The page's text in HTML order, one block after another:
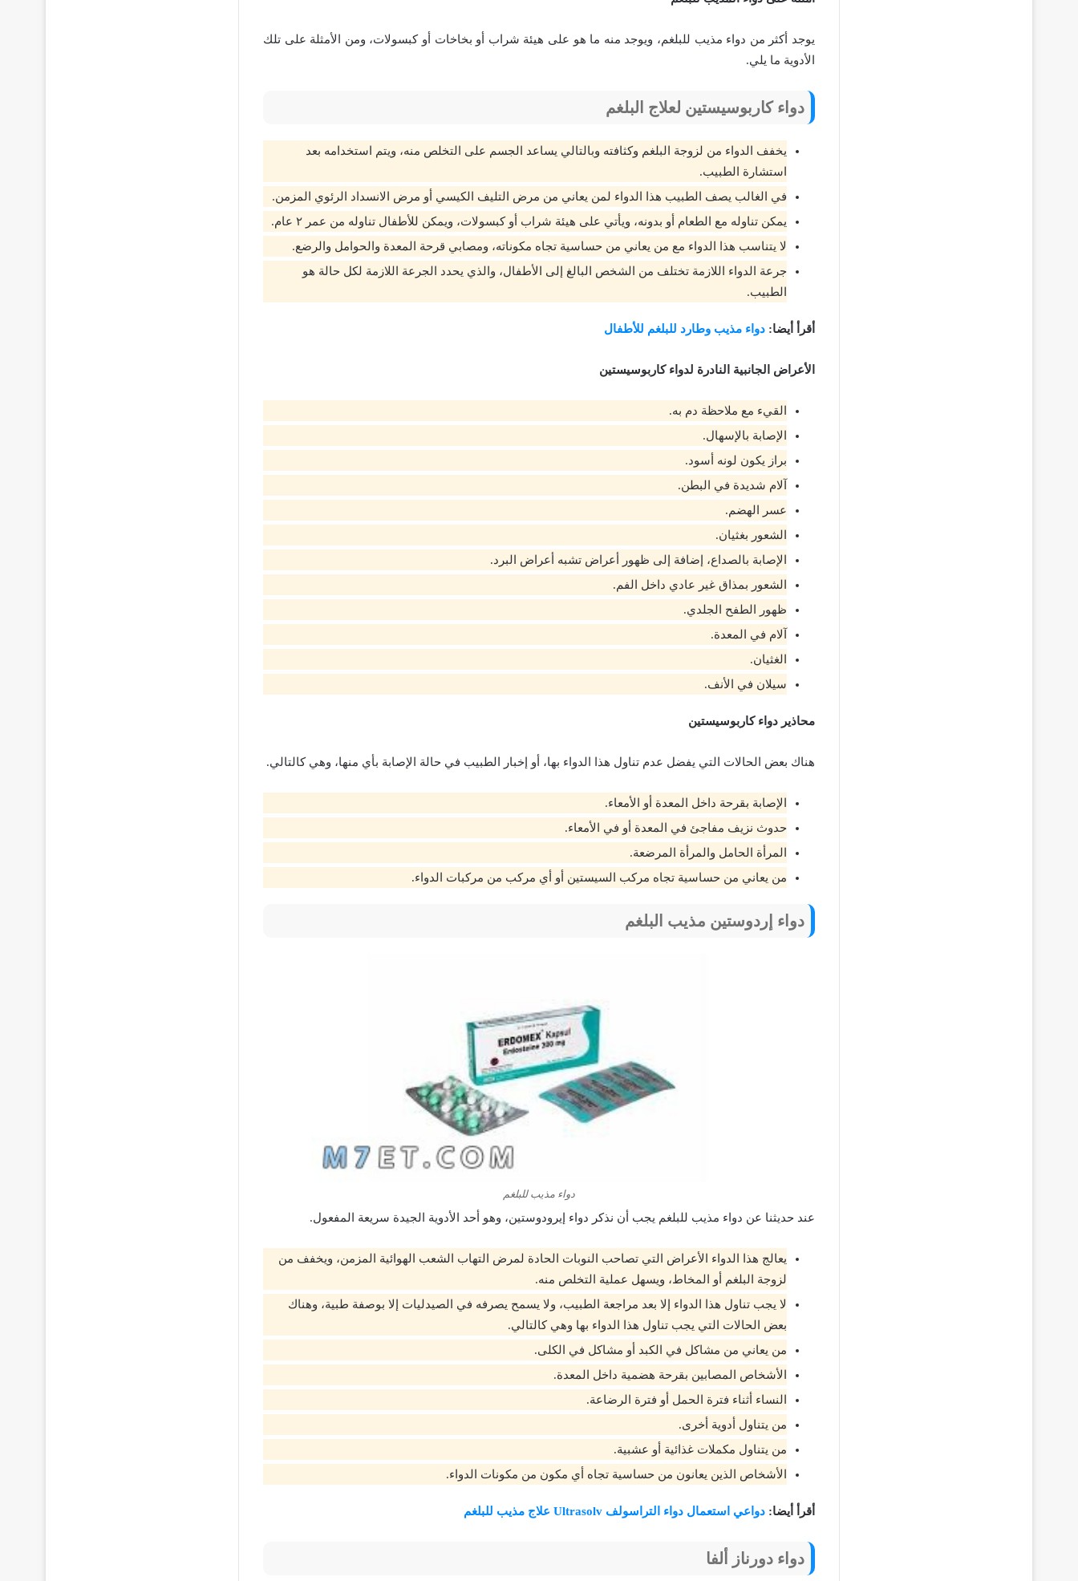
يوجد أكثر من دواء مذيب للبلغم، ويوجد منه ما هو على هيئة شراب أو بخاخات أو كبسولات، ومن الأمثلة على تلك
الأدوية ما يلي.
دواء كاربوسيستين لعلاج البلغم
يخفف الدواء من لزوجة البلغم وكثافته وبالتالي يساعد الجسم على التخلص منه، ويتم استخدامه بعد
استشارة الطبيب.
في الغالب يصف الطبيب هذا الدواء لمن يعاني من مرض التليف الكيسي أو مرض الانسداد الرئوي المزمن.
يمكن تناوله مع الطعام أو بدونه، ويأتي على هيئة شراب أو كبسولات، ويمكن للأطفال تناوله من عمر ٢ عام.
لا يتناسب هذا الدواء مع من يعاني من حساسية تجاه مكوناته، ومصابي قرحة المعدة والحوامل والرضع.
جرعة الدواء اللازمة تختلف من الشخص البالغ إلى الأطفال، والذي يحدد الجرعة اللازمة لكل حالة هو
الطبيب.
أقرأ أيضا: دواء مذيب وطارد للبلغم للأطفال
الأعراض الجانبية النادرة لدواء كاربوسيستين
القيء مع ملاحظة دم به.
الإصابة بالإسهال.
براز يكون لونه أسود.
آلام شديدة في البطن.
عسر الهضم.
الشعور بغثيان.
الإصابة بالصداع، إضافة إلى ظهور أعراض تشبه أعراض البرد.
الشعور بمذاق غير عادي داخل الفم.
ظهور الطفح الجلدي.
آلام في المعدة.
الغثيان.
سيلان في الأنف.
محاذير دواء كاربوسيستين
هناك بعض الحالات التي يفضل عدم تناول هذا الدواء بها، أو إخبار الطبيب في حالة الإصابة بأي منها، وهي كالتالي.
الإصابة بقرحة داخل المعدة أو الأمعاء.
حدوث نزيف مفاجئ في المعدة أو في الأمعاء.
المرأة الحامل والمرأة المرضعة.
من يعاني من حساسية تجاه مركب السيستين أو أي مركب من مركبات الدواء.
دواء إردوستين مذيب البلغم
دواء مذيب للبلغم
عند حديثنا عن دواء مذيب للبلغم يجب أن نذكر دواء إيرودوستين، وهو أحد الأدوية الجيدة سريعة المفعول.
يعالج هذا الدواء الأعراض التي تصاحب النوبات الحادة لمرض التهاب الشعب الهوائية المزمن، ويخفف من
لزوجة البلغم أو المخاط، ويسهل عملية التخلص منه.
لا يجب تناول هذا الدواء إلا بعد مراجعة الطبيب، ولا يسمح يصرفه في الصيدليات إلا بوصفة طبية، وهناك
بعض الحالات التي يجب تناول هذا الدواء بها وهي كالتالي.
من يعاني من مشاكل في الكبد أو مشاكل في الكلى.
الأشخاص المصابين بقرحة هضمية داخل المعدة.
النساء أثناء فترة الحمل أو فترة الرضاعة.
من يتناول أدوية أخرى.
من يتناول مكملات غذائية أو عشبية.
الأشخاص الذين يعانون من حساسية تجاه أي مكون من مكونات الدواء.
أقرأ أيضا: دواعي استعمال دواء التراسولف Ultrasolv علاج مذيب للبلغم
دواء دورناز ألفا